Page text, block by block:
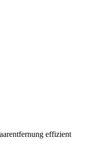
effizient